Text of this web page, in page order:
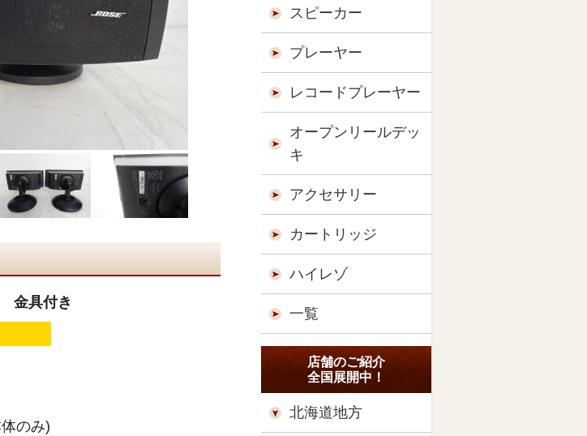
金具付き
のみ)
スピーカー
プレーヤー
レコードプレーヤー
オープンリールデッ
キ
アクセサリー
カートリッジ
ハイレゾ
一覧
店舗のご紹介
全国展開中！
北海道地方